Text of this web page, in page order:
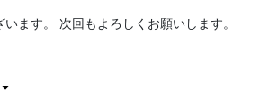
ます。 次回もよろしくお願いします。